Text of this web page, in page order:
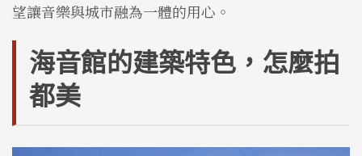
望讓音樂與城市融為一體的用心。
海音館的建築特色，怎麼拍
都美